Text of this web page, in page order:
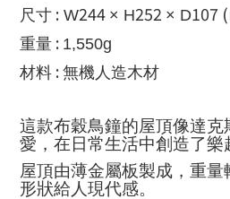
尺寸 : W244 × H252 × D107
重量 : 1,550g
材料 : 無機人造木材
這款布穀鳥鐘的屋頂像達
愛，在日常生活中創造了樂
屋頂由薄金屬板製成，重
形狀給人現代感。